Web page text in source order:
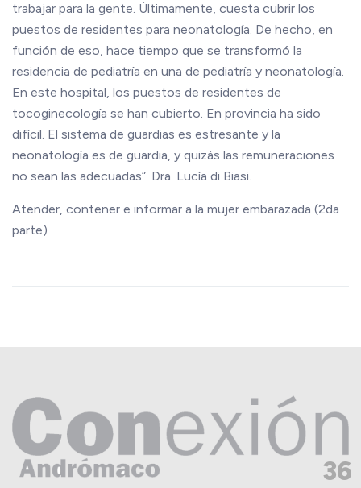
trabajar para la gente. Últimamente, cuesta cubrir los
puestos de residentes para neonatología. De hecho, en
función de eso, hace tiempo que se transformó la
residencia de pediatría en una de pediatría y neonatología.
En este hospital, los puestos de residentes de
tocoginecología se han cubierto. En provincia ha sido
difícil. El sistema de guardias es estresante y la
neonatología es de guardia, y quizás las remuneraciones
no sean las adecuadas”. Dra. Lucía di Biasi.
Atender, contener e informar a la mujer embarazada (2da
parte)
36